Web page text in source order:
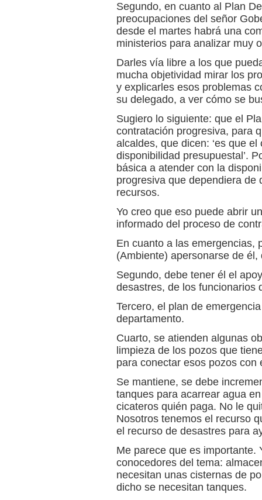
Segundo, en cuanto al Plan
preocupaciones del señor
desde el martes habrá una
ministerios para analizar muy
Darles vía libre a los que
mucha objetividad mirar los
y explicarles esos problemas
su delegado, a ver cómo se
Sugiero lo siguiente: que el
contratación progresiva, para
alcaldes, que dicen: ‘es que
disponibilidad presupuestal’.
básica a atender con la
progresiva que dependiera de
recursos.
Yo creo que eso puede abrir
informado del proceso de
En cuanto a las emergencias,
(Ambiente) apersonarse de
Segundo, debe tener él el
desastres, de los funcionarios
Tercero, el plan de
departamento.
Cuarto, se atienden algunas
limpieza de los pozos que
para conectar esos pozos con
Se mantiene, se debe
tanques para acarrear agua
cicateros quién paga. No le
Nosotros tenemos el recurso
el recurso de desastres para
Me parece que es importante.
conocedores del tema:
necesitan unas cisternas de
dicho se necesitan tanques.